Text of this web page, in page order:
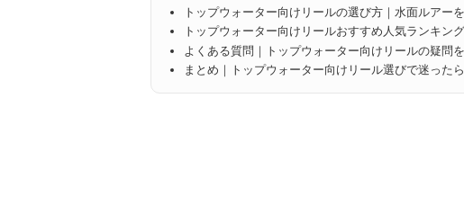
トップウォーター向けリールの選び方｜水面ルアー
トップウォーター向けリールおすすめ人気ランキン
よくある質問｜トップウォーター向けリールの疑問
まとめ｜トップウォーター向けリール選びで迷ったら